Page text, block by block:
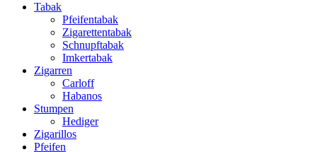
Tabak
Pfeifentabak
Zigarettentabak
Schnupftabak
Imkertabak
Zigarren
Carloff
Habanos
Stumpen
Hediger
Zigarillos
Pfeifen